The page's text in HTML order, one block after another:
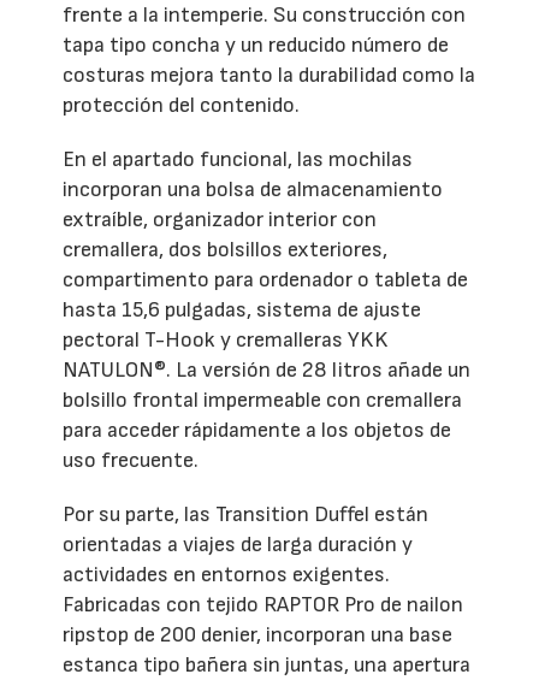
frente a la intemperie. Su construcción con
tapa tipo concha y un reducido número de
costuras mejora tanto la durabilidad como la
protección del contenido.
En el apartado funcional, las mochilas
incorporan una bolsa de almacenamiento
extraíble, organizador interior con
cremallera, dos bolsillos exteriores,
compartimento para ordenador o tableta de
hasta 15,6 pulgadas, sistema de ajuste
pectoral T-Hook y cremalleras YKK
NATULON®. La versión de 28 litros añade un
bolsillo frontal impermeable con cremallera
para acceder rápidamente a los objetos de
uso frecuente.
Por su parte, las Transition Duffel están
orientadas a viajes de larga duración y
actividades en entornos exigentes.
Fabricadas con tejido RAPTOR Pro de nailon
ripstop de 200 denier, incorporan una base
estanca tipo bañera sin juntas, una apertura